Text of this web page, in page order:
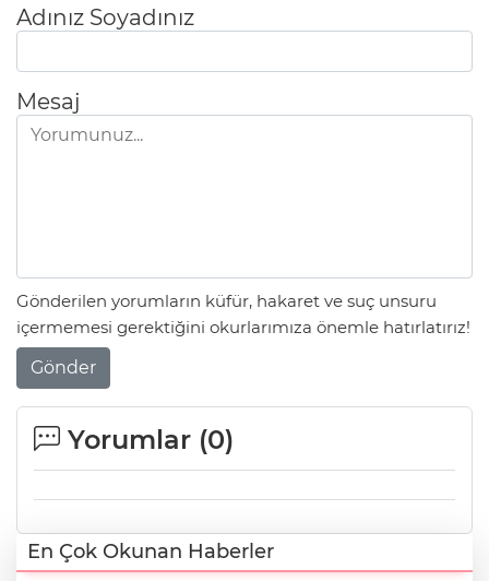
Adınız Soyadınız
Mesaj
Gönderilen yorumların küfür, hakaret ve suç unsuru
içermemesi gerektiğini okurlarımıza önemle hatırlatırız!
Gönder
Yorumlar (0)
En Çok Okunan Haberler